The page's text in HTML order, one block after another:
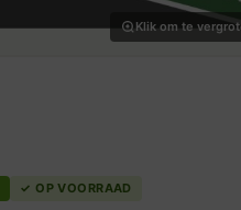
Klik om te
✓ OP VOORRAAD